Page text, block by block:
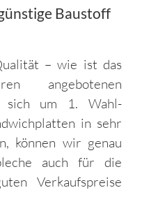
Baustoff
– wie ist das
angebotenen
sich um 1. Wahl-
in sehr
können wir genau
auch für die
Verkaufspreise